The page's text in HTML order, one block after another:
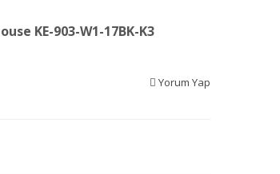
KE-903-W1-17BK-K3
Yorum Yap